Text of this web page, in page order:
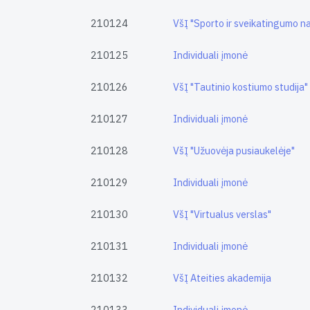
210124 VšĮ "Sporto ir sveikatingumo
210125 Individuali įmonė
210126 VšĮ "Tautinio kostiumo studija"
210127 Individuali įmonė
210128 VšĮ "Užuovėja pusiaukelėje"
210129 Individuali įmonė
210130 VšĮ "Virtualus verslas"
210131 Individuali įmonė
210132 VšĮ Ateities akademija